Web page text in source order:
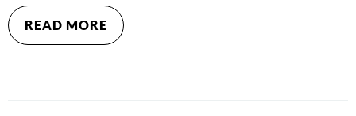
READ MORE